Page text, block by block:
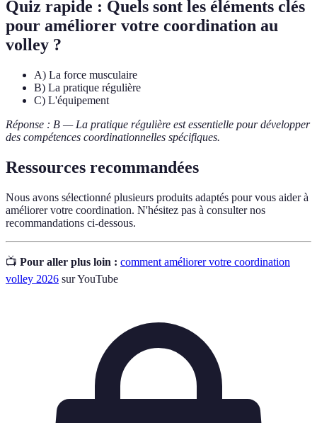
Quiz rapide : Quels sont les éléments clés
pour améliorer votre coordination au
volley ?
A) La force musculaire
B) La pratique régulière
C) L'équipement
Réponse : B — La pratique régulière est essentielle pour développer
des compétences coordinationnelles spécifiques.
Ressources recommandées
Nous avons sélectionné plusieurs produits adaptés pour vous aider à
améliorer votre coordination. N'hésitez pas à consulter nos
recommandations ci-dessous.
📺 Pour aller plus loin : comment améliorer votre coordination
volley 2026 sur YouTube